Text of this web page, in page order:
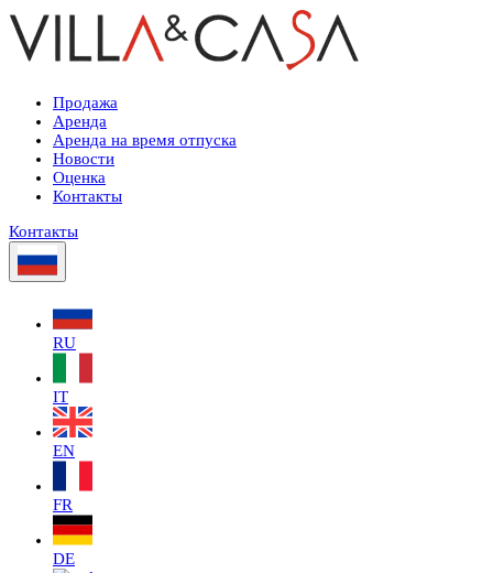
Продажа
Аренда
Аренда на время отпуска
Новости
Оценка
Контакты
Контакты
RU
IT
EN
FR
DE